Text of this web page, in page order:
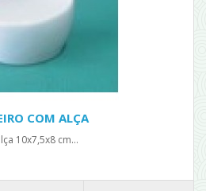
COM ALÇA
10x7,5x8 cm...